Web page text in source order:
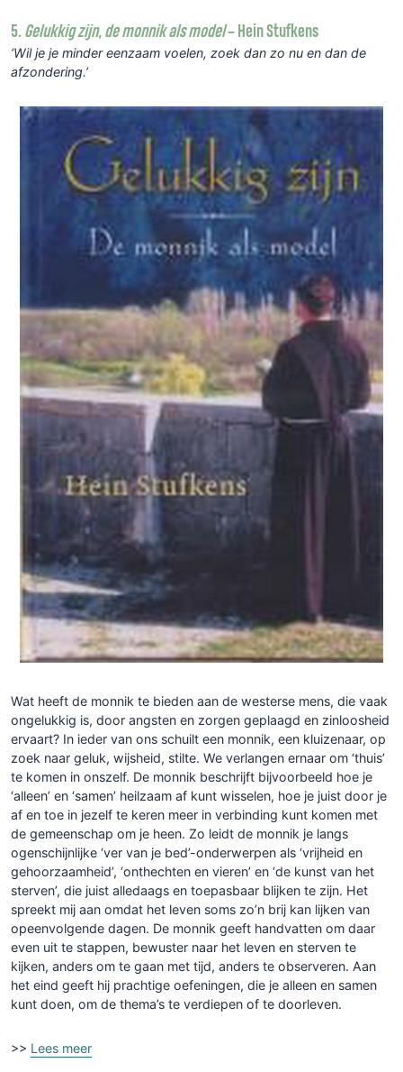
5. Gelukkig zijn, de monnik als model– Hein Stufkens
‘Wil je je minder eenzaam voelen, zoek dan zo nu en dan de
afzondering.’
Wat heeft de monnik te bieden aan de westerse mens, die vaak
ongelukkig is, door angsten en zorgen geplaagd en zinloosheid
ervaart? In ieder van ons schuilt een monnik, een kluizenaar, op
zoek naar geluk, wijsheid, stilte. We verlangen ernaar om ‘thuis’
te komen in onszelf. De monnik beschrijft bijvoorbeeld hoe je
‘alleen’ en ‘samen’ heilzaam af kunt wisselen, hoe je juist door je
af en toe in jezelf te keren meer in verbinding kunt komen met
de gemeenschap om je heen. Zo leidt de monnik je langs
ogenschijnlijke ‘ver van je bed’-onderwerpen als ‘vrijheid en
gehoorzaamheid’, ‘onthechten en vieren’ en ‘de kunst van het
sterven’, die juist alledaags en toepasbaar blijken te zijn. Het
spreekt mij aan omdat het leven soms zo’n brij kan lijken van
opeenvolgende dagen. De monnik geeft handvatten om daar
even uit te stappen, bewuster naar het leven en sterven te
kijken, anders om te gaan met tijd, anders te observeren. Aan
het eind geeft hij prachtige oefeningen, die je alleen en samen
kunt doen, om de thema’s te verdiepen of te doorleven.
>> Lees meer